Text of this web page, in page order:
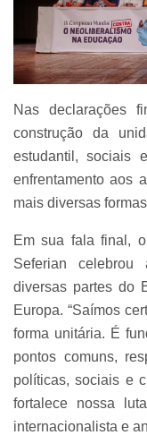
Nas declarações
construção da
estudantil, sociais
enfrentamento aos
mais diversas
Em sua fala final,
Seferian
diversas partes do
Europa. “Saímos
forma unitária. É
pontos comuns,
políticas, sociais e
fortalece nossa
internacionalista e